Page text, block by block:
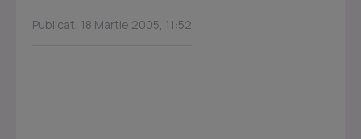
Publicat: 18 Martie 2005, 11:52